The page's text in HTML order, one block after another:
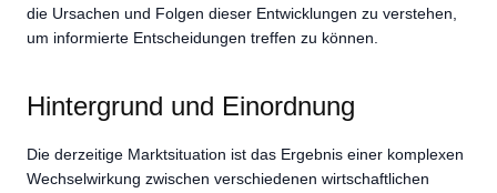
die Ursachen und Folgen dieser Entwicklungen zu verstehen,
um informierte Entscheidungen treffen zu können.
Hintergrund und Einordnung
Die derzeitige Marktsituation ist das Ergebnis einer komplexen
Wechselwirkung zwischen verschiedenen wirtschaftlichen